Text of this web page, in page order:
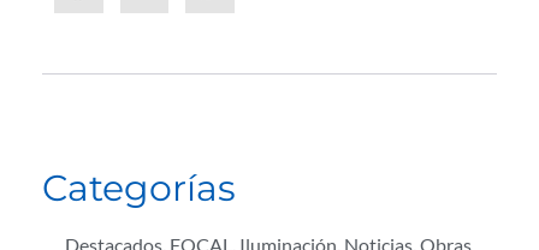
Categorías
Destacados FOCAL Iluminación Noticias Obras